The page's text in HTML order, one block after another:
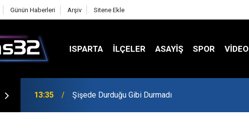
Günün Haberleri Arşiv Sitene Ekle
ISPARTA İLÇELER ASAYİŞ SPOR VIDEO
13:35 Şişede Durduğu Gibi Durmadı